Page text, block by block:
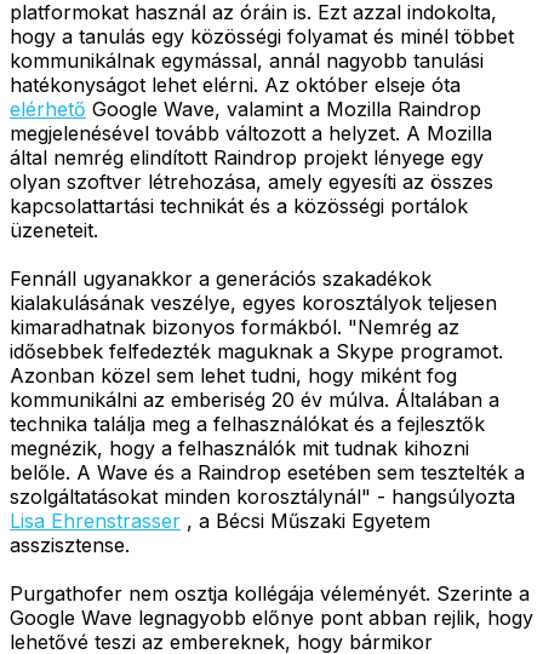
platformokat használ az óráin is. Ezt azzal indokolta,
hogy a tanulás egy közösségi folyamat és minél többet
kommunikálnak egymással, annál nagyobb tanulási
hatékonyságot lehet elérni. Az október elseje óta
elérhető Google Wave, valamint a Mozilla Raindrop
megjelenésével tovább változott a helyzet. A Mozilla
által nemrég elindított Raindrop projekt lényege egy
olyan szoftver létrehozása, amely egyesíti az összes
kapcsolattartási technikát és a közösségi portálok
üzeneteit.
Fennáll ugyanakkor a generációs szakadékok
kialakulásának veszélye, egyes korosztályok teljesen
kimaradhatnak bizonyos formákból. "Nemrég az
idősebbek felfedezték maguknak a Skype programot.
Azonban közel sem lehet tudni, hogy miként fog
kommunikálni az emberiség 20 év múlva. Általában a
technika találja meg a felhasználókat és a fejlesztők
megnézik, hogy a felhasználók mit tudnak kihozni
belőle. A Wave és a Raindrop esetében sem tesztelték a
szolgáltatásokat minden korosztálynál" - hangsúlyozta
Lisa Ehrenstrasser , a Bécsi Műszaki Egyetem
asszisztense.
Purgathofer nem osztja kollégája véleményét. Szerinte a
Google Wave legnagyobb előnye pont abban rejlik, hogy
lehetővé teszi az embereknek, hogy bármikor